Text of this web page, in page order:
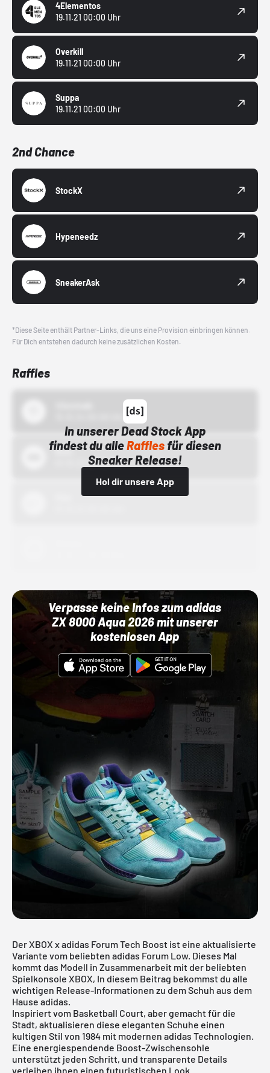
4Elementos
19.11.21 00:00 Uhr
Overkill
19.11.21 00:00 Uhr
Suppa
19.11.21 00:00 Uhr
2nd Chance
StockX
Hypeneedz
SneakerAsk
*Diese Seite enthält Partner-Links, die uns eine Provision einbringen können.
Für Dich entstehen dadurch keine zusätzlichen Kosten.
Raffles
In unserer Dead Stock App
findest du alleRafflesfür diesen
Sneaker Release!
Hol dir unsere App
Bstn
01.10.22 00:00 Uhr
Verpasse keine Infos zum adidas
ZX 8000 Aqua 2026 mit unserer
kostenlosen App
Der XBOX x adidas Forum Tech Boost ist eine aktualisierte
Variante vom beliebten adidas Forum Low. Dieses Mal
kommt das Modell in Zusammenarbeit mit der beliebten
Spielkonsole XBOX, In diesem Beitrag bekommst du alle
wichtigen Release-Informationen zu dem Schuh aus dem
Hause adidas.
Inspiriert vom Basketball Court, aber gemacht für die
Stadt, aktualisieren diese eleganten Schuhe einen
kultigen Stil von 1984 mit modernen adidas Technologien.
Eine energiespendende Boost-Zwischensohle
unterstützt jeden Schritt, und transparente Details
verleihen ihnen einen futuristischen Look.